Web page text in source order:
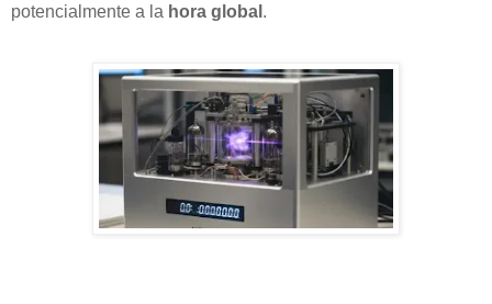
potencialmente a la hora global .